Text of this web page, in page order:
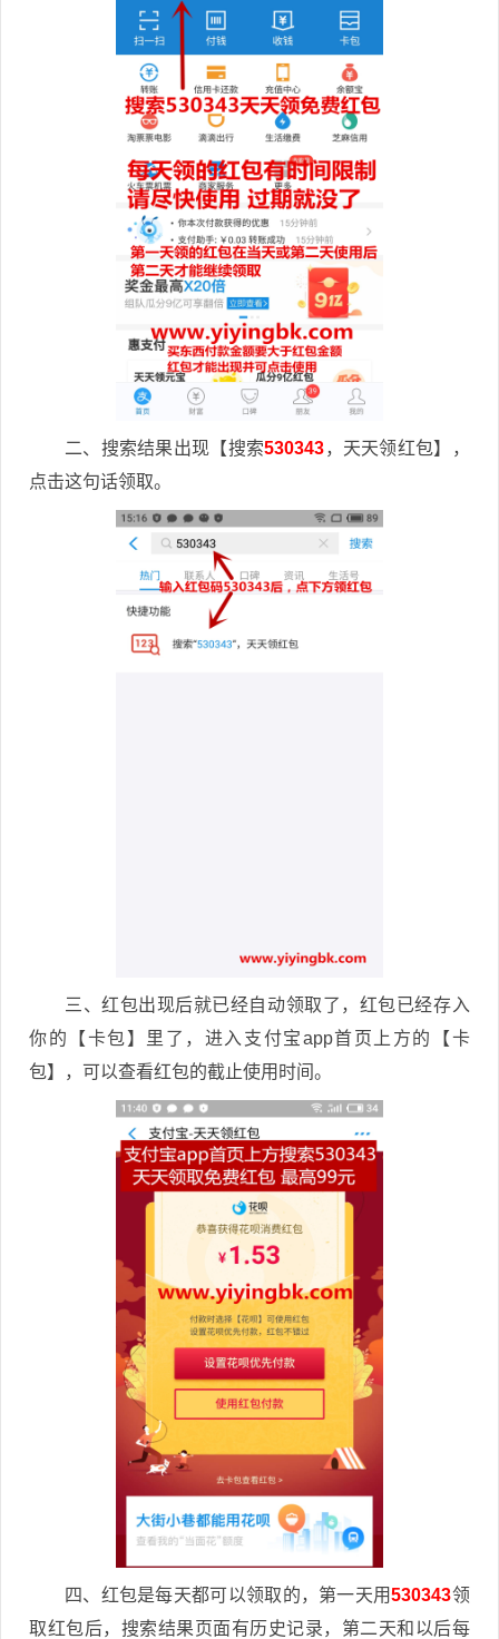
二、搜索结果出现【搜索530343，天天领红包】，
点击这句话领取。
三、红包出现后就已经自动领取了，红包已经存入
你的【卡包】里了，进入支付宝app首页上方的【卡
包】，可以查看红包的截止使用时间。
四、红包是每天都可以领取的，第一天用530343领
取红包后，搜索结果页面有历史记录，第二天和以后每